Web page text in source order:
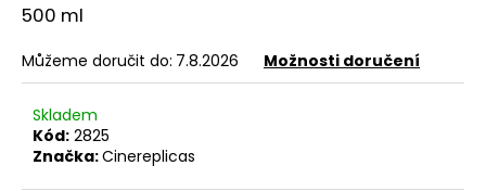
500 ml
Můžeme doručit do: 7.8.2026 Možnosti doručení
Skladem
Kód: 2825
Značka:Cinereplicas
D
o
p